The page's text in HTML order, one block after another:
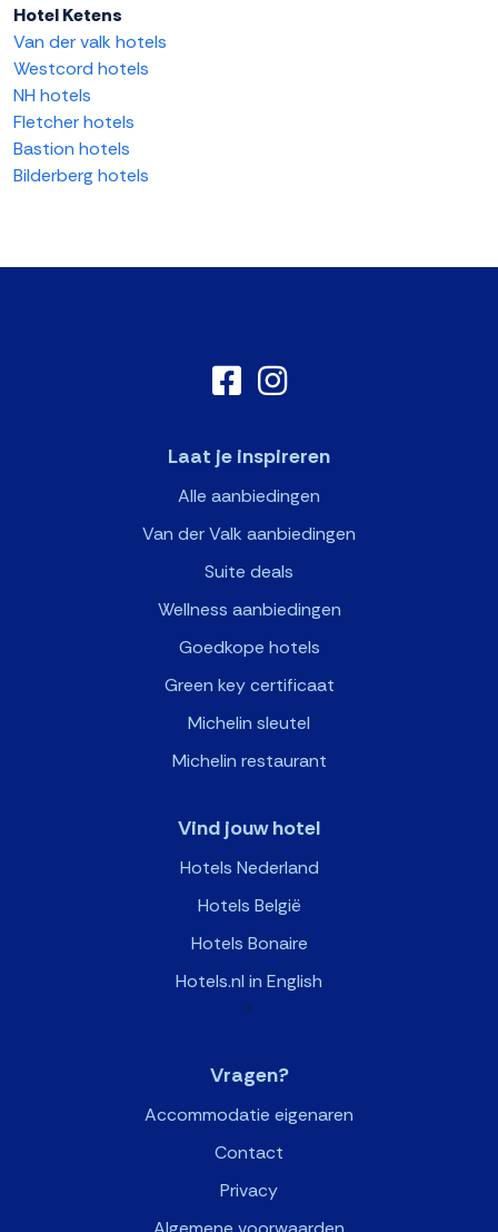
Hotel Ketens
Van der valk hotels
Westcord hotels
NH hotels
Fletcher hotels
Bastion hotels
Bilderberg hotels
Laat je inspireren
Vind jouw hotel
Hotels.nl in English
Vragen?